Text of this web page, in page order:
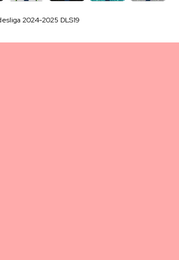
2024-2025 DLS19